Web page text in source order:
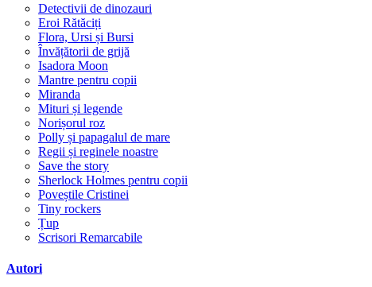
Detectivii de dinozauri
Eroi Rătăciți
Flora, Ursi și Bursi
Învățătorii de grijă
Isadora Moon
Mantre pentru copii
Miranda
Mituri și legende
Norișorul roz
Polly și papagalul de mare
Regii și reginele noastre
Save the story
Sherlock Holmes pentru copii
Poveștile Cristinei
Tiny rockers
Țup
Scrisori Remarcabile
Autori